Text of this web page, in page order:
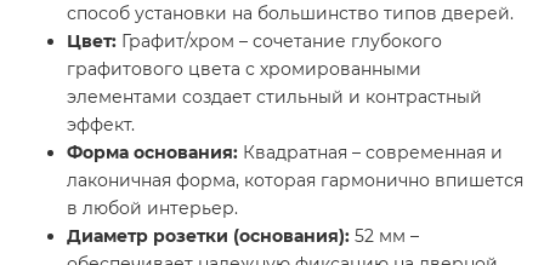
способ установки на большинство типов дверей.
Цвет: Графит/хром – сочетание глубокого
графитового цвета с хромированными
элементами создает стильный и контрастный
эффект.
Форма основания: Квадратная – современная и
лаконичная форма, которая гармонично впишется
в любой интерьер.
Диаметр розетки (основания): 52 мм –